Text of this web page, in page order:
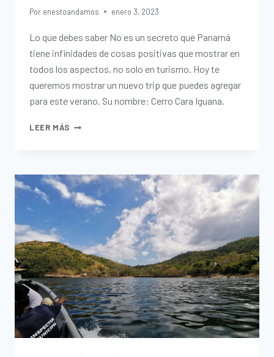
Por enestoandamos enero 3, 2023
Lo que debes saber No es un secreto que Panamá
tiene infinidades de cosas positivas que mostrar en
todos los aspectos, no solo en turismo. Hoy te
queremos mostrar un nuevo trip que puedes agregar
para este verano. Su nombre: Cerro Cara Iguana.
LEER MÁS